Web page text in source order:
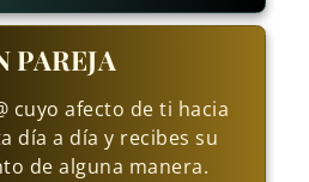
PAREJA
cuyo afecto de ti hacia
día a día y recibes su
de alguna manera.